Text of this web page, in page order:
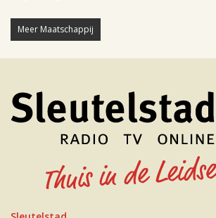
Meer Maatschappij